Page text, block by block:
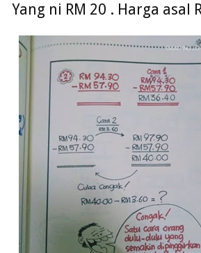
Yang ni RM 20 . Harga asal